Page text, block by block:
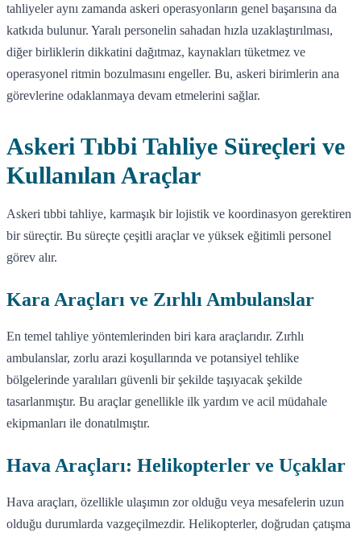
tahliyeler aynı zamanda askeri operasyonların genel başarısına da
katkıda bulunur. Yaralı personelin sahadan hızla uzaklaştırılması,
diğer birliklerin dikkatini dağıtmaz, kaynakları tüketmez ve
operasyonel ritmin bozulmasını engeller. Bu, askeri birimlerin ana
görevlerine odaklanmaya devam etmelerini sağlar.
Askeri Tıbbi Tahliye Süreçleri ve
Kullanılan Araçlar
Askeri tıbbi tahliye, karmaşık bir lojistik ve koordinasyon gerektiren
bir süreçtir. Bu süreçte çeşitli araçlar ve yüksek eğitimli personel
görev alır.
Kara Araçları ve Zırhlı Ambulanslar
En temel tahliye yöntemlerinden biri kara araçlarıdır. Zırhlı
ambulanslar, zorlu arazi koşullarında ve potansiyel tehlike
bölgelerinde yaralıları güvenli bir şekilde taşıyacak şekilde
tasarlanmıştır. Bu araçlar genellikle ilk yardım ve acil müdahale
ekipmanları ile donatılmıştır.
Hava Araçları: Helikopterler ve Uçaklar
Hava araçları, özellikle ulaşımın zor olduğu veya mesafelerin uzun
olduğu durumlarda vazgeçilmezdir. Helikopterler, doğrudan çatışma